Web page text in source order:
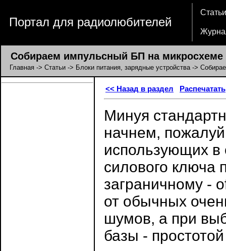
Портал для радиолюбителей
Статьи
Собираем импульсный БП на микросхеме
Главная -> Статьи -> Блоки питания, зарядные устройства->
<< Назад в раздел Распечатать
Минуя
начнем,
использующих в
силового ключа
заграничному -
от обычных
шумов, а при
базы -